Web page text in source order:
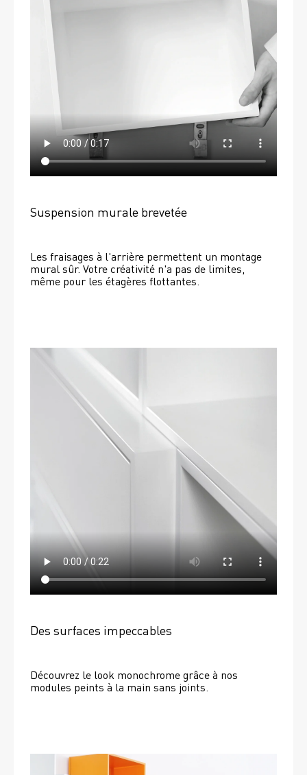
Suspension murale brevetée
Les fraisages à l'arrière permettent un montage
mural sûr. Votre créativité n'a pas de limites,
même pour les étagères flottantes.
Des surfaces impeccables
Découvrez le look monochrome grâce à nos
modules peints à la main sans joints.